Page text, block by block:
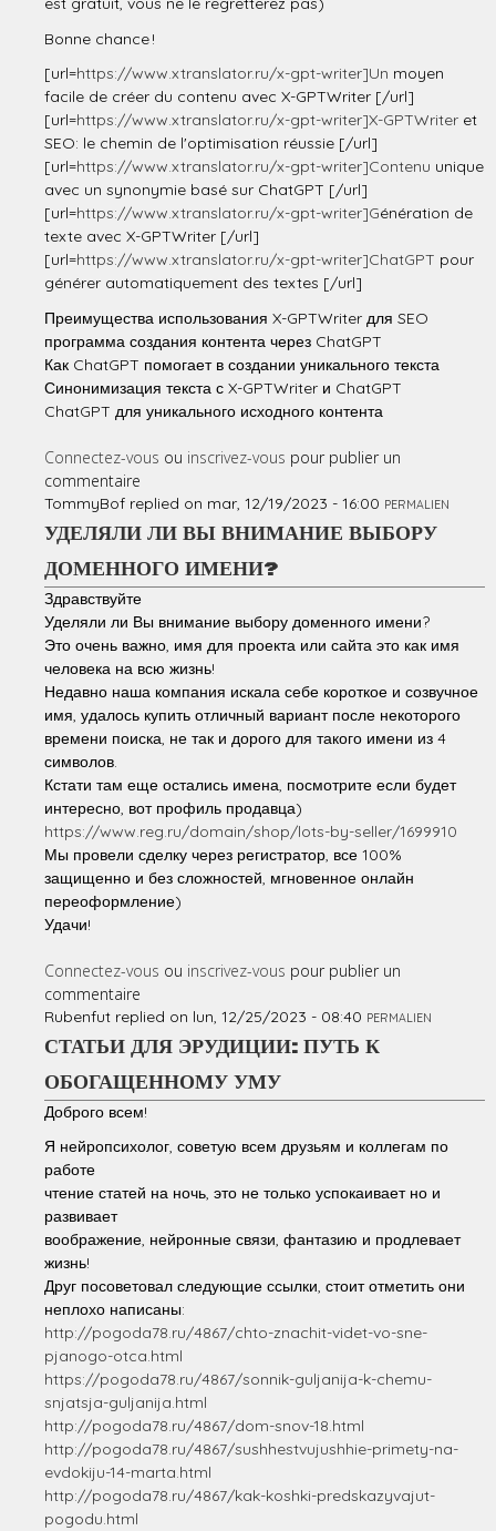
Bonne chance !
[url=https://www.xtranslator.ru/x-gpt-writer]Un moyen
facile de créer du contenu avec X-GPTWriter [/url]
[url=https://www.xtranslator.ru/x-gpt-writer]X-GPTWriter et
SEO: le chemin de l'optimisation réussie [/url]
[url=https://www.xtranslator.ru/x-gpt-writer]Contenu unique
avec un synonymie basé sur ChatGPT [/url]
[url=https://www.xtranslator.ru/x-gpt-writer]Génération de
texte avec X-GPTWriter [/url]
[url=https://www.xtranslator.ru/x-gpt-writer]ChatGPT pour
générer automatiquement des textes [/url]
Преимущества использования X-GPTWriter для SEO
программа создания контента через ChatGPT
Как ChatGPT помогает в создании уникального текста
Синонимизация текста с X-GPTWriter и ChatGPT
ChatGPT для уникального исходного контента
Connectez-vous ou inscrivez-vous pour publier un
commentaire
TommyBof replied on mar, 12/19/2023 - 16:00 PERMALIEN
УДЕЛЯЛИ ЛИ ВЫ ВНИМАНИЕ ВЫБОРУ
ДОМЕННОГО ИМЕНИ?
Здравствуйте
Уделяли ли Вы внимание выбору доменного имени?
Это очень важно, имя для проекта или сайта это как имя
человека на всю жизнь!
Недавно наша компания искала себе короткое и созвучное
имя, удалось купить отличный вариант после некоторого
времени поиска, не так и дорого для такого имени из 4
символов.
Кстати там еще остались имена, посмотрите если будет
интересно, вот профиль продавца)
https://www.reg.ru/domain/shop/lots-by-seller/1699910
Мы провели сделку через регистратор, все 100%
защищенно и без сложностей, мгновенное онлайн
переоформление)
Удачи!
Connectez-vous ou inscrivez-vous pour publier un
commentaire
Rubenfut replied on lun, 12/25/2023 - 08:40 PERMALIEN
СТАТЬИ ДЛЯ ЭРУДИЦИИ: ПУТЬ К
ОБОГАЩЕННОМУ УМУ
Доброго всем!
Я нейропсихолог, советую всем друзьям и коллегам по
работе
чтение статей на ночь, это не только успокаивает но и
развивает
воображение, нейронные связи, фантазию и продлевает
жизнь!
Друг посоветовал следующие ссылки, стоит отметить они
неплохо написаны:
http://pogoda78.ru/4867/chto-znachit-videt-vo-sne-
pjanogo-otca.html
https://pogoda78.ru/4867/sonnik-guljanija-k-chemu-
snjatsja-guljanija.html
http://pogoda78.ru/4867/dom-snov-18.html
http://pogoda78.ru/4867/sushhestvujushhie-primety-na-
evdokiju-14-marta.html
http://pogoda78.ru/4867/kak-koshki-predskazyvajut-
pogodu.html